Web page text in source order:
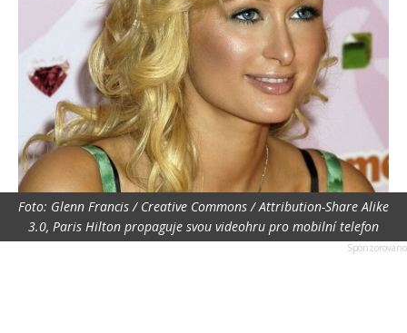
Foto: Glenn Francis / Creative Commons / Attribution-Share Alike
3.0, Paris Hilton propaguje svou videohru pro mobilní telefon